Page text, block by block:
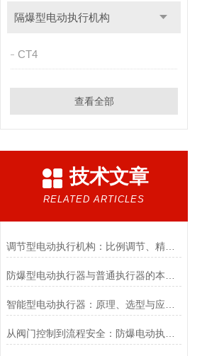
隔爆型电动执行机构
CT4
查看全部
技术文章
RELATED ARTICLES
调节型电动执行机构：比例调节、精度控制要点